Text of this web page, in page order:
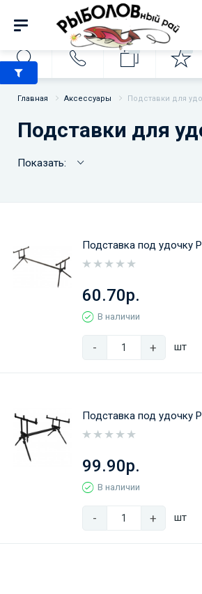
Главная Аксессуары Подставки для
Подставки для
Показать:
Подставка под удочку
60.70р.
В наличии
- + шт
Подставка под удочку
99.90р.
В наличии
- + шт